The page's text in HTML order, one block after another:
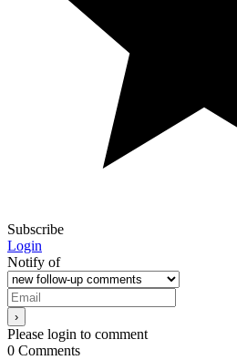
Subscribe
Login
Notify of
Please login to comment
0 Comments